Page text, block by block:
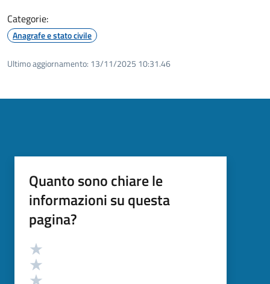
Categorie:
Anagrafe e stato civile
Ultimo aggiornamento: 13/11/2025 10:31.46
Quanto sono chiare le
informazioni su questa
pagina?
Valutazione